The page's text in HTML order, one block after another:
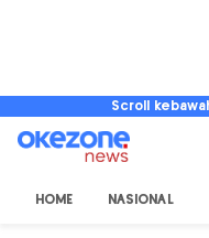
Scroll
HOME NASIONAL